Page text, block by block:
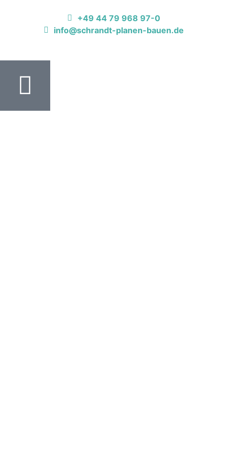
+49 44 79 968 97-0
info@schrandt-planen-bauen.de